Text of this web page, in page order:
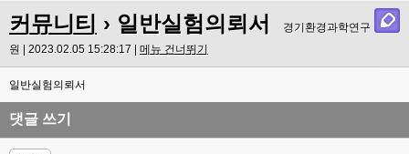
커뮤니티 › 일반실험의뢰서
경기환경과학연구
원 | 2023.02.05 15:28:17 | 메뉴 건너뛰기
일반실험의뢰서
댓글 쓰기